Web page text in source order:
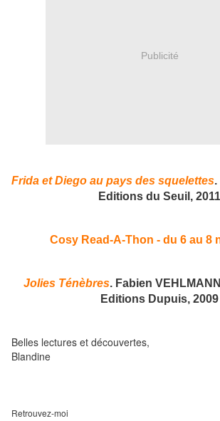
Publicité
Frida et Diego au pays des squelettes.
Editions du Seuil, 2011
Cosy Read-A-Thon - du 6 au 8
Jolies Ténèbres. Fabien
Editions Dupuis, 2009
Belles lectures et découvertes,
Blandine
Retrouvez-moi